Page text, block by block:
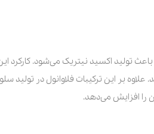
باعث تولید اکسید نیتریک می‌شود.
بر این ترکیبات فلاوانول در تولید
را افزایش می‌دهد.